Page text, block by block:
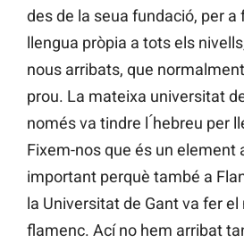
des de la seua fundació, per a
llengua pròpia a tots els
nous arribats, que
prou. La mateixa universitat
només va tindre l ́hebreu per
Fixem-nos que és un element
important perquè també a
la Universitat de Gant va fer
flamenc. Ací no hem arribat